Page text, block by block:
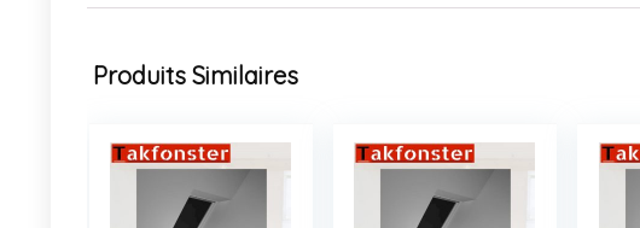
Produits Similaires